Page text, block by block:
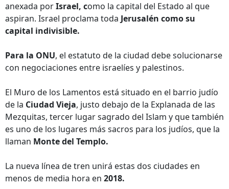
anexada porIsrael, como la capital del Estado al que
aspiran. Israel proclama toda Jerusalén como su
capital indivisible.
Para la ONU, el estatuto de la ciudad debe solucionarse
con negociaciones entre israelíes y palestinos.
El Muro de los Lamentos está situado en el barrio judío
de la Ciudad Vieja, justo debajo de la Explanada de las
Mezquitas, tercer lugar sagrado del Islam y que también
es uno de los lugares más sacros para los judíos, que la
llaman Monte del Templo.
La nueva línea de tren unirá estas dos ciudades en
menos de media hora en 2018.